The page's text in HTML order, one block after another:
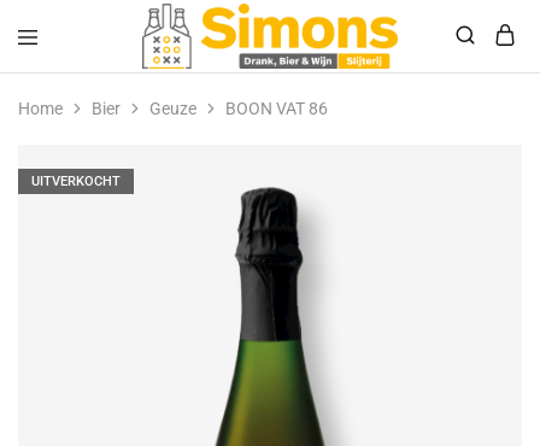
Simonsdrank.nl
Drank,
Bier
&
Home Bier Geuze BOON VAT 86
UITVERKOCHT